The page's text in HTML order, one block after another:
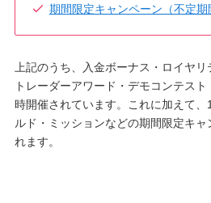
期間限定キャンペーン（不定期
上記のうち、入金ボーナス・ロイヤ
トレーダーアワード・デモコンテス
時開催されています。これに加えて
ルド・ミッションなどの期間限定キ
れます。